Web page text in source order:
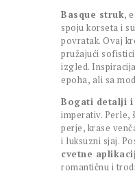
Basque struk,
spoju korseta i
povratak. Ovaj
pružajući
izgled.
epoha, ali sa
Bogati detalji i
imperativ. Perle,
perje, krase
i luksuzni sjaj.
cvetne
romantičnu i